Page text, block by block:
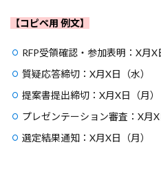
【コピペ用 例文】
RFP受領確認・参加表明：X月
質疑応答締切：X月X日（水）
提案書提出締切：X月X日（月
プレゼンテーション審査：X月
選定結果通知：X月X日（月）